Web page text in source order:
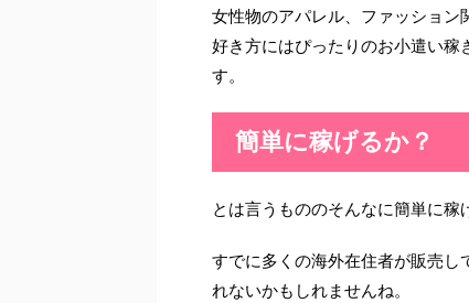
女性物のアパレル、ファッショ
好き方にはぴったりのお小遣い
す。
簡単に稼げるか？
とは言うもののそんなに簡単に稼
すでに多くの海外在住者が販売
れないかもしれませんね。